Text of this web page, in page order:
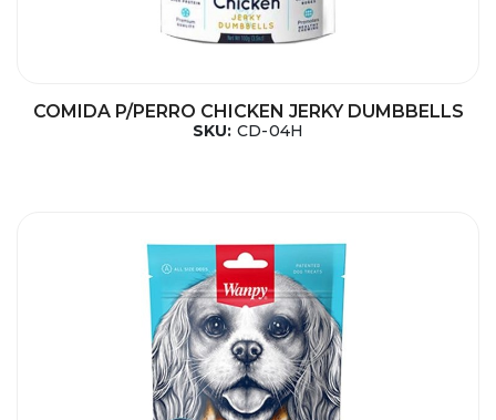
COMIDA P/PERRO CHICKEN JERKY DUMBBELLS
SKU: CD-04H